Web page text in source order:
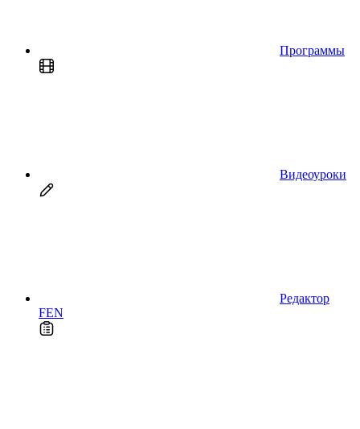
Программы
Видеоуроки
Редактор
FEN